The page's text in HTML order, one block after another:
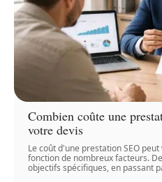
Combien coûte une
votre devis
Le coût d'une prestation SEO
fonction de nombreux facteurs.
objectifs spécifiques, en passant